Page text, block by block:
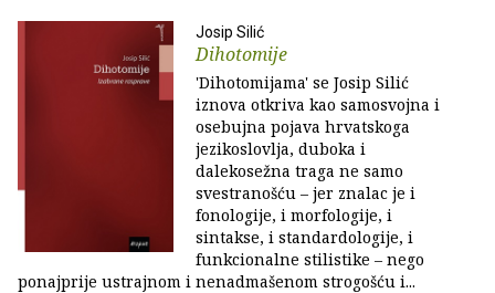
Josip Silić
Dihotomije
'Dihotomijama' se Josip Silić
iznova otkriva kao samosvojna i
osebujna pojava hrvatskoga
jezikoslovlja, duboka i
dalekosežna traga ne samo
svestranošću – jer znalac je i
fonologije, i morfologije, i
sintakse, i standardologije, i
funkcionalne stilistike – nego
ponajprije ustrajnom i nenadmašenom strogošću i...